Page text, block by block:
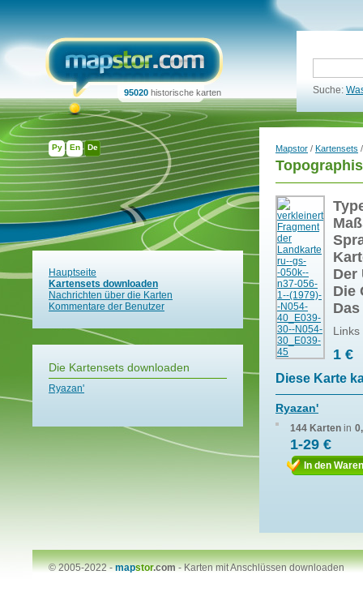
Ру En De
95020 historische karten Suche:
Hauptseite
Kartensets downloaden
Nachrichten über die Karten
Kommentare der Benutzer
Die Kartensets downloaden
Ryazan'
Mapstor / Kartensets
Der
Die
1 €
Diese Karte
Ryazan'
144 Karten in
1-29 €
In den
© 2005-2022 -mapstor.com-Karten mit Anschlüssen downloaden